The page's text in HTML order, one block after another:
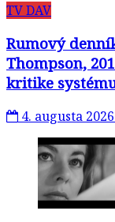
TV DAV
Rumový
Thompson,
kritike
4. augusta 2026